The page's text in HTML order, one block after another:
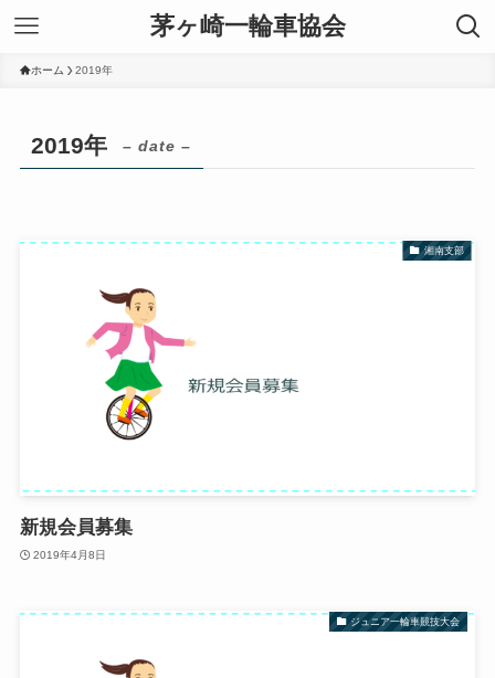
茅ヶ崎一輪車協会
ホーム 2019年
2019年 – date –
湘南支部
新規会員募集
2019年4月8日
ジュニア一輪車競技大会